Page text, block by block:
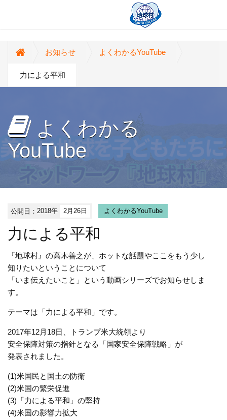
お知らせ よくわかるYouTube
力による平和
よくわかる
YouTube
公開日：2018年 2月26日 よくわかるYouTube
力による平和
『地球村』の高木善之が、ホットな話題やここをもう少し
知りたいということについて
「いま伝えたいこと」という動画シリーズでお知らせしま
す。
テーマは「力による平和」です。
2017年12月18日、トランプ米大統領より
安全保障対策の指針となる「国家安全保障戦略」が
発表されました。
(1)米国民と国土の防衛
(2)米国の繁栄促進
(3)「力による平和」の堅持
(4)米国の影響力拡大